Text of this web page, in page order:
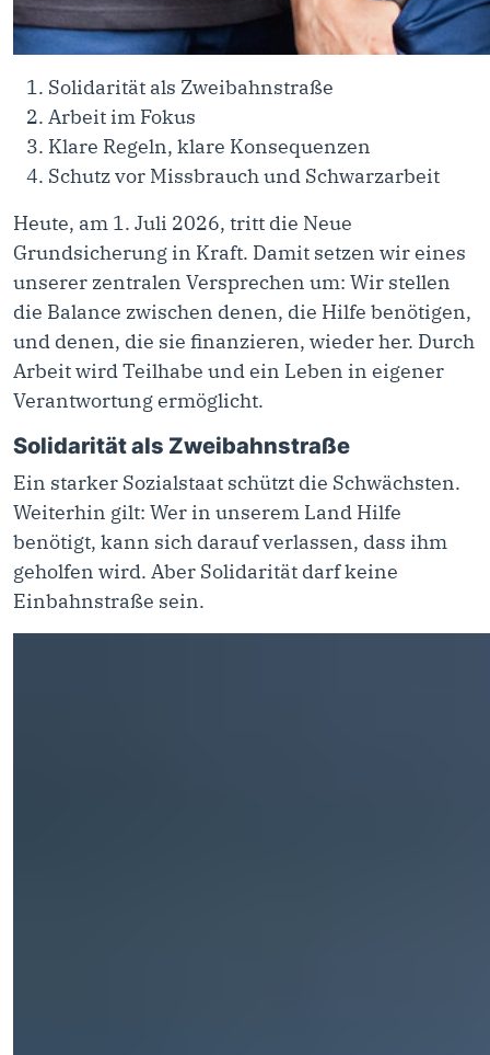
Solidarität als Zweibahnstraße
Arbeit im Fokus
Klare Regeln, klare Konsequenzen
Schutz vor Missbrauch und Schwarzarbeit
Heute, am 1. Juli 2026, tritt die Neue
Grundsicherung in Kraft. Damit setzen wir eines
unserer zentralen Versprechen um: Wir stellen
die Balance zwischen denen, die Hilfe benötigen,
und denen, die sie finanzieren, wieder her. Durch
Arbeit wird Teilhabe und ein Leben in eigener
Verantwortung ermöglicht.
Solidarität als Zweibahnstraße
Ein starker Sozialstaat schützt die Schwächsten.
Weiterhin gilt: Wer in unserem Land Hilfe
benötigt, kann sich darauf verlassen, dass ihm
geholfen wird. Aber Solidarität darf keine
Einbahnstraße sein.